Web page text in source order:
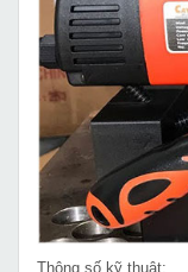
Thông số kỹ thuật: